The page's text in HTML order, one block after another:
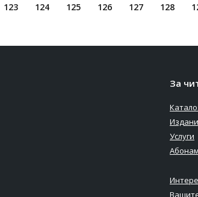
123
124 125 126 127 128
За
Услуги